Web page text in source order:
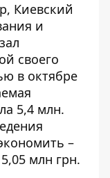
Киевский
и
своего
в октябре
5,4 млн.
–
млн грн.